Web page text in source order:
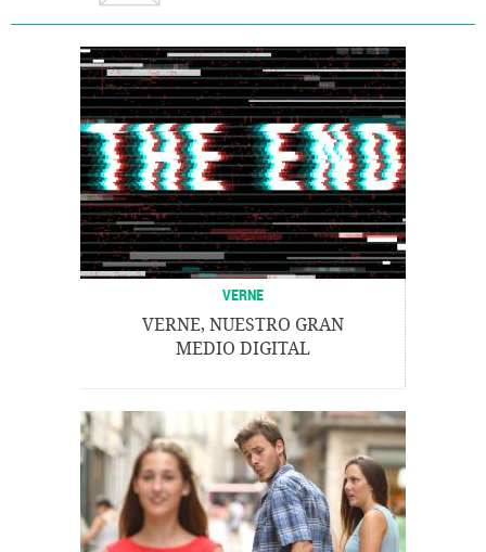
VERNE
VERNE, NUESTRO GRAN
MEDIO DIGITAL